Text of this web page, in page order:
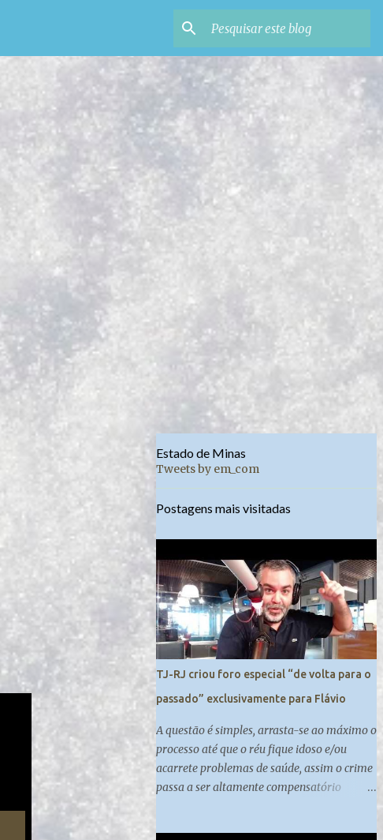
Estado de Minas
Tweets by em_com
Postagens mais visitadas
TJ-RJ criou foro especial “de volta para o
passado” exclusivamente para Flávio
A questão é simples, arrasta-se ao máximo o
processo até que o réu fique idoso e/ou
acarrete problemas de saúde, assim o crime
passa a ser altamente compensatório